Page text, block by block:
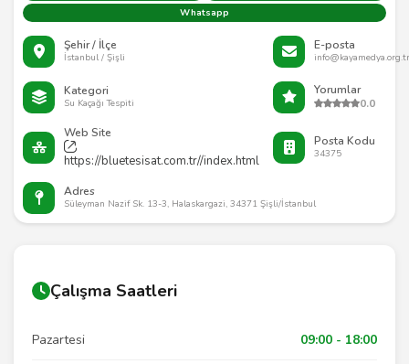
Whatsapp
Şehir / İlçe
İstanbul / Şişli
E-posta
info@kayamedya.org.tr
Kategori
Su Kaçağı Tespiti
Yorumlar
0.0
Web Site
https://bluetesisat.com.tr//index.html
Posta Kodu
34375
Adres
Süleyman Nazif Sk. 13-3, Halaskargazi, 34371 Şişli/İstanbul
Çalışma Saatleri
Pazartesi 09:00 - 18:00